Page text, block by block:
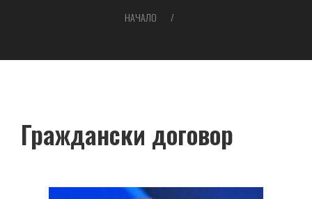
НАЧАЛО
Граждански договор